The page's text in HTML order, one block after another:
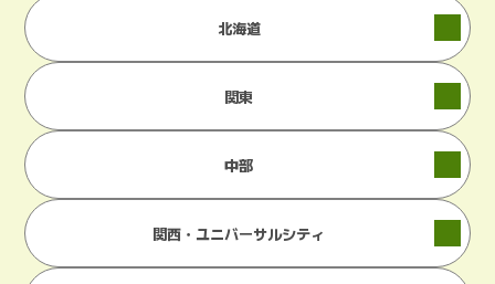
北海道
関東
中部
関西・ユニバーサルシティ